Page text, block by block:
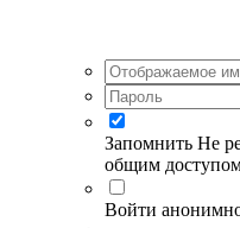
Запомнить Не
общим
Войти